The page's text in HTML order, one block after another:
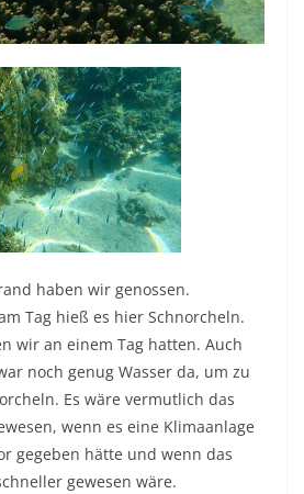
haben wir genossen.
Tag hieß es hier Schnorcheln.
wir an einem Tag hatten. Auch
noch genug Wasser da, um zu
Es wäre vermutlich das
wenn es eine Klimaanlage
gegeben hätte und wenn das
gewesen wäre.